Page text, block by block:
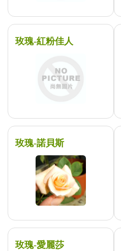
玫瑰-紅粉佳人
玫瑰-諾貝斯
玫瑰-愛麗莎